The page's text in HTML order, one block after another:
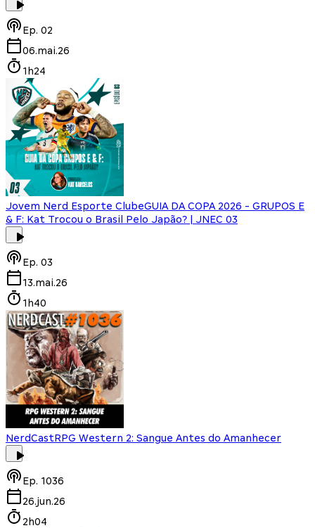
Ep. 02
06.mai.26
1h24
Jovem Nerd Esporte ClubeGUIA DA COPA 2026 - GRUPOS E
& F: Kat Trocou o Brasil Pelo Japão? | JNEC 03
Ep. 03
13.mai.26
1h40
NerdCastRPG Western 2: Sangue Antes do Amanhecer
Ep. 1036
26.jun.26
2h04